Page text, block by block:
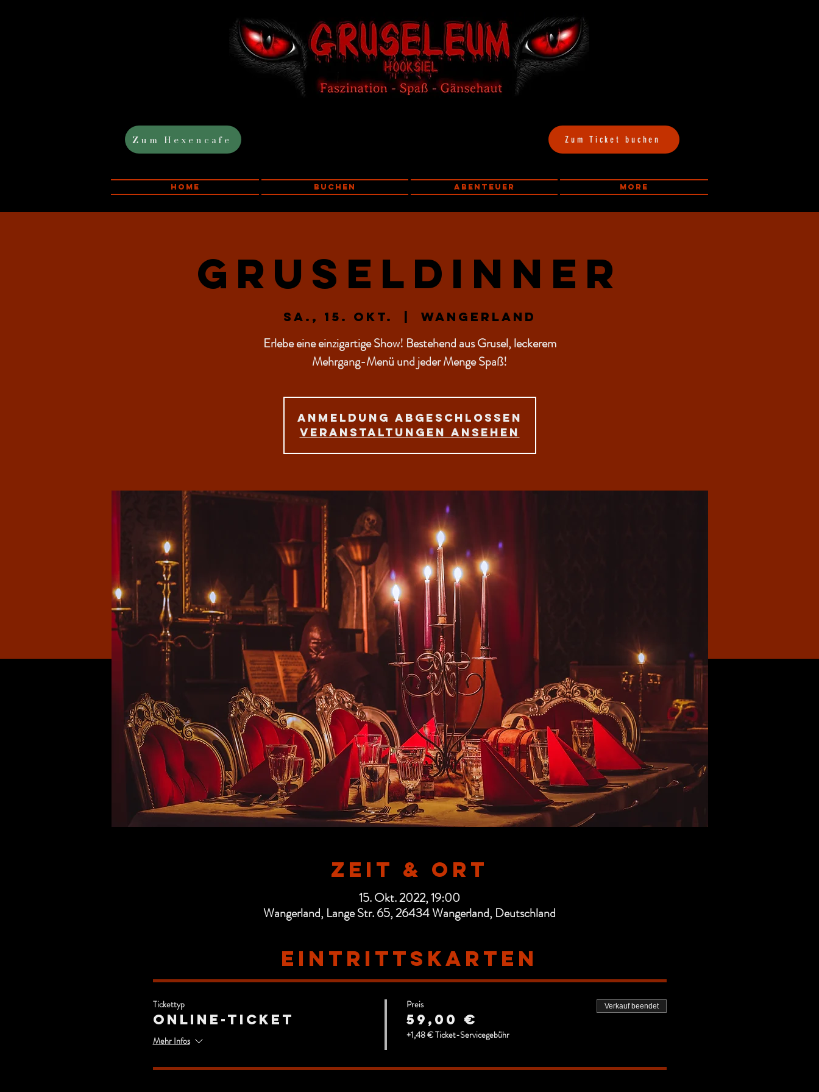
Zum Hexencafe Zum Ticket buchen
Home Buchen Abenteuer More
Gruseldinner
Sa., 15. Okt. Wangerland
Erlebe eine einzigartige Show! Bestehend aus Grusel, leckerem
Mehrgang-Menü und jeder Menge Spaß!
Anmeldung abgeschlossen
Veranstaltungen ansehen
Zeit & Ort
15. Okt. 2022, 19:00
Wangerland, Lange Str. 65, 26434 Wangerland, Deutschland
Eintrittskarten
Tickettyp
Online-Ticket
Mehr Infos
Preis
59,00 €
+1,48 € Ticket-Servicegebühr
Verkauf beendet